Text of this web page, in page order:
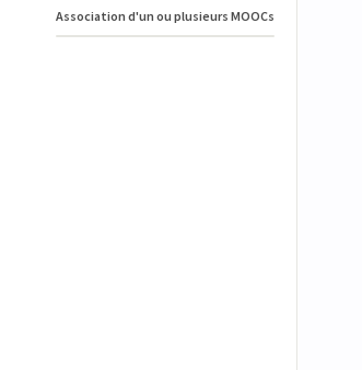
Association d'un ou plusieurs MOOCs